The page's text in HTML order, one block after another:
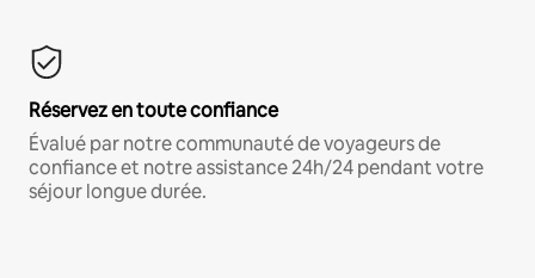
Réservez en toute confiance
Évalué par notre communauté de voyageurs de
confiance et notre assistance 24h/24 pendant votre
séjour longue durée.